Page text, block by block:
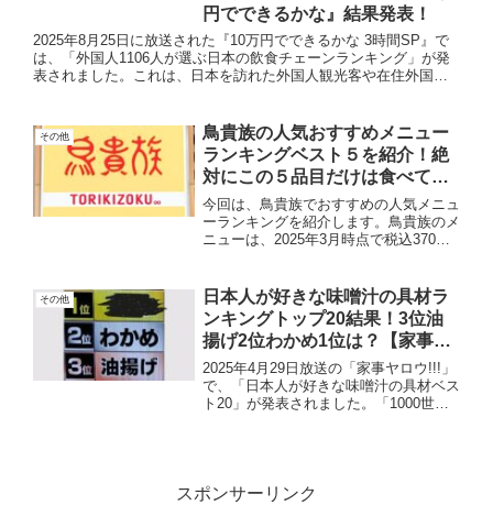
円でできるかな』結果発表！
2025年8月25日に放送された『10万円でできるかな 3時間SP』で
は、「外国人1106人が選ぶ日本の飲食チェーンランキング」が発
表されました。これは、日本を訪れた外国人観光客や在住外国人
その他
鳥貴族の人気おすすめメニュー
ランキングベスト５を紹介！絶
対にこの５品目だけは食べてほ
しい！
今回は、鳥貴族でおすすめの人気メニュ
ーランキングを紹介します。鳥貴族のメ
ニューは、2025年3月時点で税込370円
居酒屋チェーン店です。初めて鳥貴族に
行った人でも、これ...
その他
日本人が好きな味噌汁の具材ラ
ンキングトップ20結果！3位油
揚げ2位わかめ1位は？【家事ヤ
ロウ】
2025年4月29日放送の「家事ヤロウ!!!」
で、「日本人が好きな味噌汁の具材ベス
ト20」が発表されました。「1000世帯
スポンサーリンク